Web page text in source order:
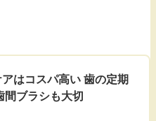
はコスパ高い 歯の定期
間ブラシも大切